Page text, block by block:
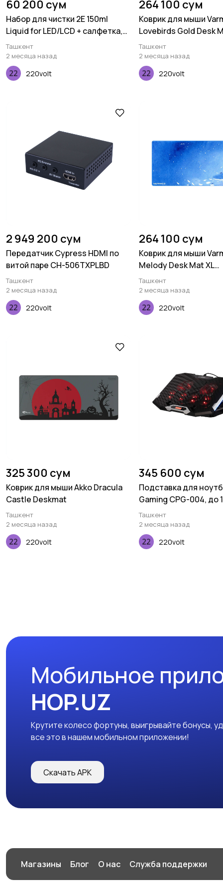
60 200 сум
Набор для чистки 2E 150ml
Liquid for LED/LCD + салфетка,
Blue
Ташкент
2 месяца назад
220volt
264 100 сум
Коврик для мыши
Lovebirds Gold Desk
(900х400х3мм)
Ташкент
2 месяца назад
220volt
2 949 200 сум
Передатчик Cypress HDMI по
витой паре CH-506TXPLBD
Ташкент
2 месяца назад
220volt
264 100 сум
Коврик для мыши
Melody Desk Mat XL
(900х400х3мм)
Ташкент
2 месяца назад
220volt
325 300 сум
Коврик для мыши Akko Dracula
Castle Deskmat
Ташкент
2 месяца назад
220volt
345 600 сум
Подставка для
Gaming CPG-004, до
2xUSB-A, LCD/phone
чёрный
Ташкент
2 месяца назад
220volt
Мобильное
HOP.UZ
Крутите колесо фортуны, выигрывайте бонусы,
все это в нашем мобильном приложении!
Скачать APK
Магазины Блог О нас Служба поддержки